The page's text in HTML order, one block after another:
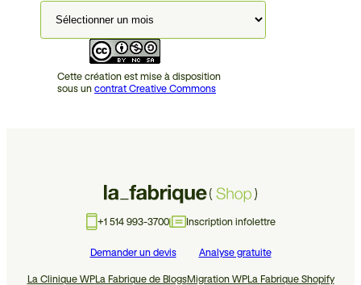
Cette création est mise à disposition
sous un contrat Creative Commons
+1 514 993-3700 Inscription infolettre
Demander un devis Analyse gratuite
La Clinique WPLa Fabrique de BlogsMigration WPLa Fabrique Shopify